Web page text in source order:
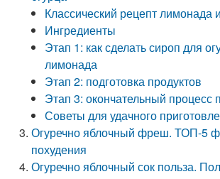
Классический рецепт лимонада
Ингредиенты
Этап 1: как сделать сироп для
лимонада
Этап 2: подготовка продуктов
Этап 3: окончательный процесс
Советы для удачного
Огуречно яблочный фреш. ТОП-5
похудения
Огуречно яблочный сок польза.